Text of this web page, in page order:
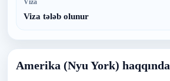
Viza
Viza tələb olunur
Amerika (Nyu York) haqqında